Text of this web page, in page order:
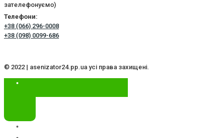
зателефонуємо)
Телефони:
+38 (066) 296-0008
+38 (098) 0099-686
© 2022 | asenizator24.pp.ua усі права захищені.